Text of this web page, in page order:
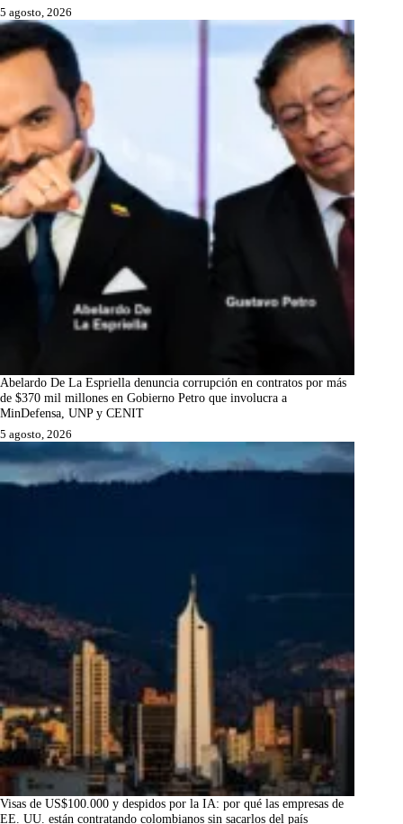
5 agosto, 2026
Abelardo De La Espriella denuncia corrupción en contratos por más
de $370 mil millones en Gobierno Petro que involucra a
MinDefensa, UNP y CENIT
5 agosto, 2026
Visas de US$100.000 y despidos por la IA: por qué las empresas de
EE. UU. están contratando colombianos sin sacarlos del país